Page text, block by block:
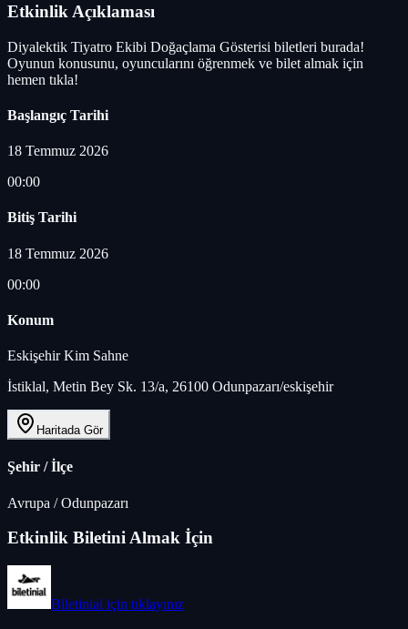
Etkinlik Açıklaması
Diyalektik Tiyatro Ekibi Doğaçlama Gösterisi biletleri burada!
Oyunun konusunu, oyuncularını öğrenmek ve bilet almak için
hemen tıkla!
Başlangıç Tarihi
18 Temmuz 2026
00:00
Bitiş Tarihi
18 Temmuz 2026
00:00
Konum
Eskişehir Kim Sahne
İstiklal, Metin Bey Sk. 13/a, 26100 Odunpazarı/eskişehir
Haritada Gör
Şehir / İlçe
Avrupa /Odunpazarı
Etkinlik Biletini Almak İçin
Biletinial için tıklayınız